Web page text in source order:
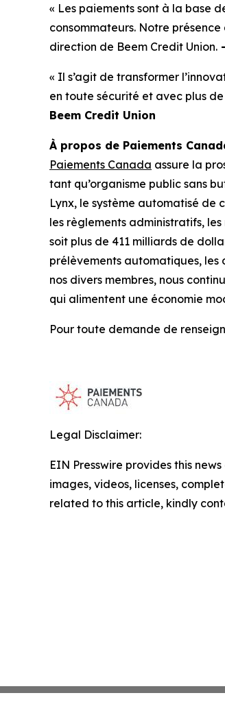
« Les paiements sont à la base
consommateurs. Notre
direction de Beem Credit Union.
« Il s’agit de transformer
en toute sécurité et avec plus
Beem Credit Union
À propos de Paiements
Paiements Canada assure la
tant qu’organisme public sans
Lynx, le système automatisé de
les règlements administratifs,
soit plus de 411 milliards de
prélèvements automatiques, les
nos divers membres, nous
qui alimentent une économie
Pour toute demande de
Legal Disclaimer:
EIN Presswire provides this
images, videos, licenses,
related to this article, kindly